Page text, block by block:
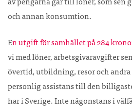
och annan konsumtion.
En utgift för samhället på 284
vi med löner, arbetsgivaravgifter
övertid, utbildning, resor och
personlig assistans till den
har i Sverige. Inte någonstans i